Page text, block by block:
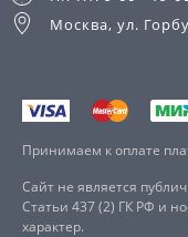
Москва, ул.
Принимаем к оплате
Сайт не является
Статьи 437 (2) ГК РФ и
характер.